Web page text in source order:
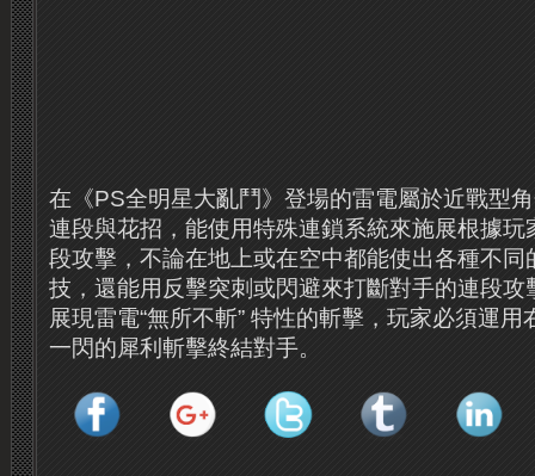
在《PS全明星大亂鬥》登場的雷電屬於近戰型
連段與花招，能使用特殊連鎖系統來施展根據玩
段攻擊，不論在地上或在空中都能使出各種不同
技，還能用反擊突刺或閃避來打斷對手的連段攻
展現雷電“無所不斬” 特性的斬擊，玩家必須運
一閃的犀利斬擊終結對手。